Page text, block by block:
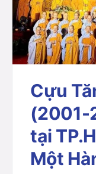
Cựu
(2001-
tại
Một